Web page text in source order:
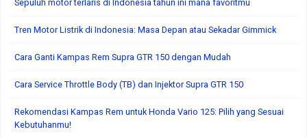
Sepuluh motor terlaris di Indonesia tahun ini mana favoritmu
Tren Motor Listrik di Indonesia: Masa Depan atau Sekadar Gimmick
Cara Ganti Kampas Rem Supra GTR 150 dengan Mudah
Cara Service Throttle Body (TB) dan Injektor Supra GTR 150
Rekomendasi Kampas Rem untuk Honda Vario 125: Pilih yang Sesuai
Kebutuhanmu!